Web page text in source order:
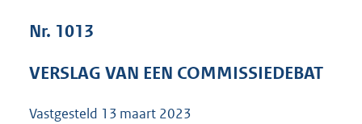
e
Nr. 1013
VERSLAG VAN EEN COMMISSIEDEBAT
Vastgesteld 13 maart 2023